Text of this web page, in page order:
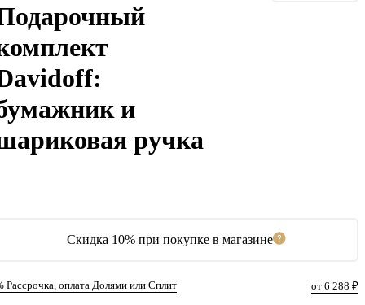
Скидка 10% при покупке в магазине
Рассрочка, оплата Долями или Сплит от 6 288 ₽
и
ручка